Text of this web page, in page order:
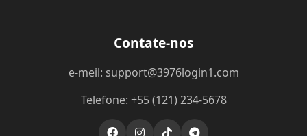
Contate-nos
e-meil: support@3976login1.com
Telefone: +55 (121) 234-5678